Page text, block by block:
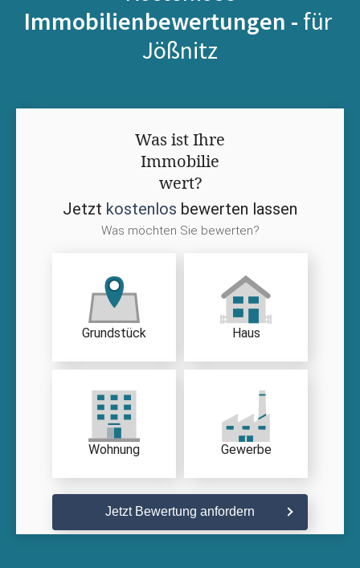
Immobilienbewertungen - für
Jößnitz
Was ist Ihre
Immobilie
wert?
Jetzt kostenlos bewerten lassen
Was möchten Sie bewerten?
Grundstück Haus
Wohnung Gewerbe
Jetzt Bewertung anfordern